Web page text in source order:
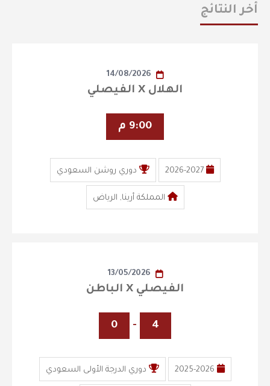
أخر النتائج
14/08/2026
الهلال X الفيصلي
9:00 م
2026-2027 دوري روشن السعودي
المملكة أرينا, الرياض
13/05/2026
الفيصلي X الباطن
4
-
0
2025-2026 دوري الدرجة الأولى السعودي